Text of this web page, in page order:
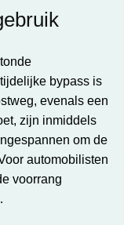
bypass is
evenals een
zijn inmiddels
om de
automobilisten
voorrang